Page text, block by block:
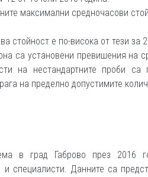
максимални средночасови
стойност е по-висока от тези за
са установени превишения на
на нестандартните проби са
на пределно допустимите
в град Габрово през 2016
специалисти. Данните са